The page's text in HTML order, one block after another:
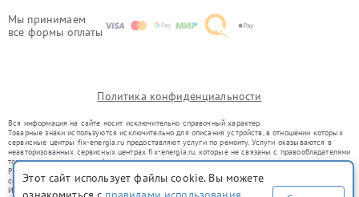
Мы принимаем
все формы оплаты
Политика конфиденциальности
Вся информация на сайте носит исключительно справочный характер.
Товарные знаки используются исключительно для описания устройств, в отношении которых
сервисные центры fix-energia.ru предоставляют услуги по ремонту. Услуги оказываются в
неавторизованных сервисных центрах fix-energia.ru, которые не связаны с правообладателями
товарных знаков или их официальными представителями.
Ремонт осуществляется для устройств, уже введенных в гражданский оборот в соответствии
со статьей 1487 ГК РФ.
Использование товарных знаков не преследует цели индивидуализации услуг или введения
Этот сайт использует файлы cookie. Вы можете